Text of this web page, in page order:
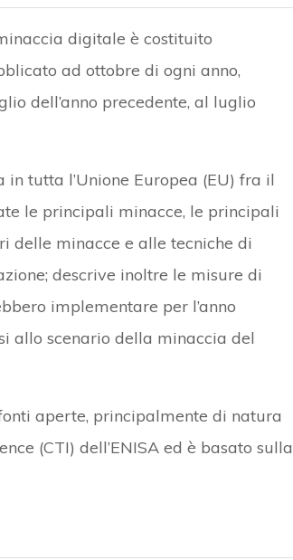
digitale è costituito
ad ottobre di ogni anno,
dell’anno precedente, al luglio
tutta l’Unione Europea (EU) fra il
le principali minacce, le principali
delle minacce e alle tecniche di
descrive inoltre le misure di
implementare per l’anno
allo scenario della minaccia del
aperte, principalmente di natura
(CTI) dell’ENISA ed è basato sulla